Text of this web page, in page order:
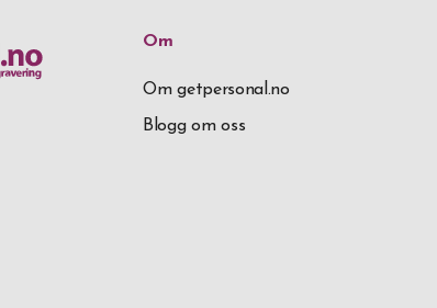
Om
Om getpersonal.no
Blogg om oss